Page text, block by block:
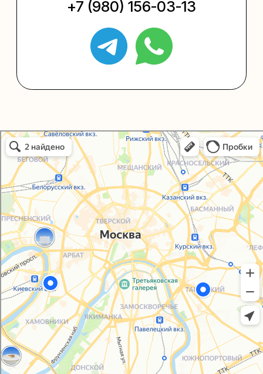
Упаковали Онлайн в Москве
Москва
Согласие на обработку персональных данных
© 2021-2025, ООО "УПАКОВАЛИ ОНЛАЙН"
Сайт разработала
bogachevas
help@upakovali.online